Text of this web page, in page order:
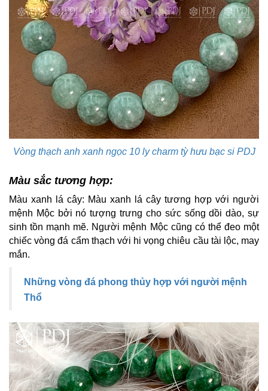
Vòng thạch anh xanh ngọc 10 ly charm tỳ hưu bạc si PDJ
Màu sắc tương hợp:
Màu xanh lá cây: Màu xanh lá cây tương hợp với người
mệnh Mộc bởi nó tượng trưng cho sức sống dồi dào, sự
sinh tồn mạnh mẽ. Người mệnh Mộc cũng có thể đeo một
chiếc vòng đá cẩm thạch với hi vọng chiêu cầu tài lộc, may
mắn.
Những vòng đá phong thủy hợp với người mệnh
Thổ